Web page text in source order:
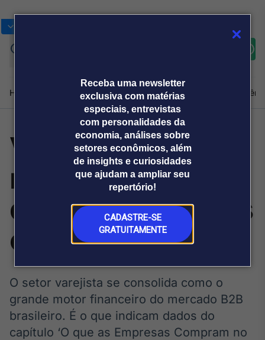
Receba uma newsletter
exclusiva com matérias
especiais, entrevistas
com personalidades da
economia, análises sobre
setores econômicos, além
de insights e curiosidades
que ajudam a ampliar seu
repertório!
CADASTRE-SE
GRATUITAMENTE
Home Produtos e soluçõesNotíciasBlogWeekend
Plataformas
Broadcast+
O mercado
financeiro em
tempo real
Broadcast
Agro
Tudo sobre o
agronegócio
Sobre nós Releases Broadcast
Prêmio Broadcast
Analistas
Prêmio Broadcast
Empresas
Agências de
comunicação
Releases
Varejo
movimenta mais
de R$ 766 bilhões
em compras B2B
O setor varejista se consolida como o
grande motor financeiro do mercado B2B
brasileiro. É o que indicam dados do
capítulo ‘O que as Empresas Compram no